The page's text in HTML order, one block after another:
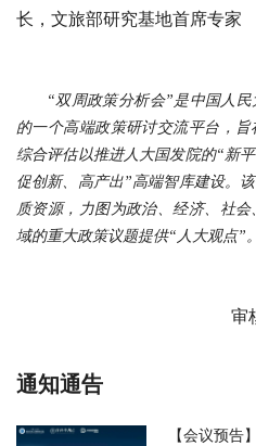
长，文旅部研究基地首席
“双周政策分析会”是中国人
的一个高端政策研讨交流平台，
综合评估以推进人大国发院的“新
促创新、高产出”高端智库建设。
质资源，力图为政治、经济、社
域的重大政策议题提供“人大观点”
审
通知通告
【会议预告